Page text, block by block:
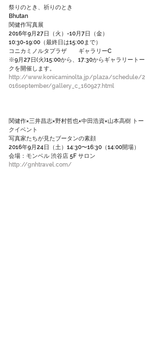
祭りのとき、祈りのとき
Bhutan
関健作写真展
2016年9月27日（火）-10月7日（金）
10:30-19:00（最終日は15:00まで）
コニカミノルタプラザ　　ギャラリーC
※9月27日(火)15:00から、17:30からギャラリートー
クを開催します。
http://www.konicaminolta.jp/plaza/schedule/2
016september/gallery_c_160927.html
関健作×三井昌志×野村哲也×中田浩資×山本高樹 トー
クイベント
写真家たちが見たブータンの素顔
2016年9月24日（土）14:30〜16:30（14:00開場）
会場：モンベル 渋谷店 5F サロン
http://gnhtravel.com/